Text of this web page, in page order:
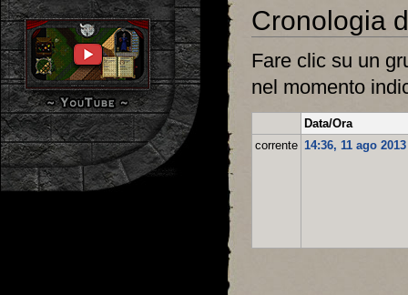
Cronologia
Fare clic su un
nel momento
Data/Ora
corrente 14:36, 11 ago 2013